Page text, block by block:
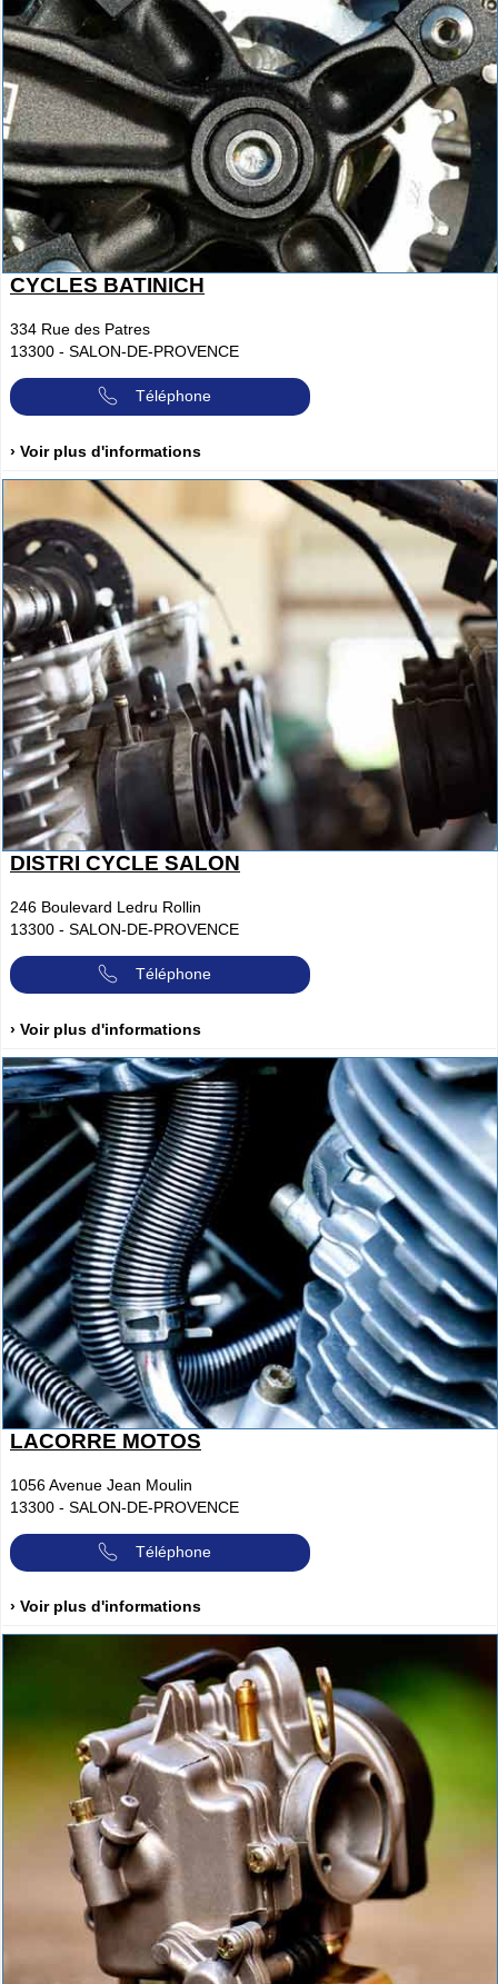
CYCLES BATINICH
334 Rue des Patres
13300 - SALON-DE-PROVENCE
Téléphone
› Voir plus d'informations
DISTRI CYCLE SALON
246 Boulevard Ledru Rollin
13300 - SALON-DE-PROVENCE
Téléphone
› Voir plus d'informations
LACORRE MOTOS
1056 Avenue Jean Moulin
13300 - SALON-DE-PROVENCE
Téléphone
› Voir plus d'informations